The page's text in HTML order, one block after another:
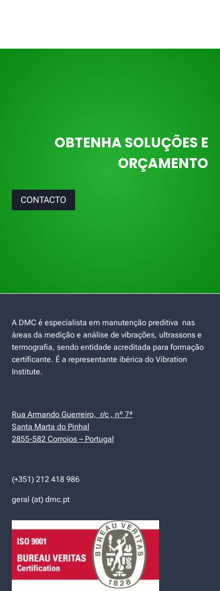
OBTENHA SOLUÇÕES E
ORÇAMENTO
CONTACTO
A DMC é especialista em manutenção preditiva nas
áreas da medição e análise de vibrações, ultrassons e
termografia, sendo entidade acreditada para formação
certificante. É a representante ibérica do Vibration
Institute.
Rua Armando Guerreiro, r/c , nº 7ª
Santa Marta do Pinhal
2855-582 Corroios – Portugal
(+351) 212 418 986
geral (at) dmc.pt